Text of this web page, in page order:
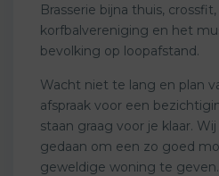
Brasserie bijna thuis,
korfbalvereniging en het
bevolking op loopafstand.
Wacht niet te lang en plan
afspraak voor een
staan graag voor je klaar.
gedaan om een zo goed
geweldige woning te